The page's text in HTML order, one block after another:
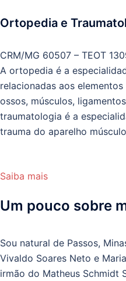
Ortopedia e
CRM/MG 60507 – TEOT
A ortopedia é a
relacionadas aos
ossos, músculos,
traumatologia é a
trauma do aparelho
Saiba mais
Um pouco sobre
Sou natural de Passos,
Vivaldo Soares Neto e
irmão do Matheus Schmidt